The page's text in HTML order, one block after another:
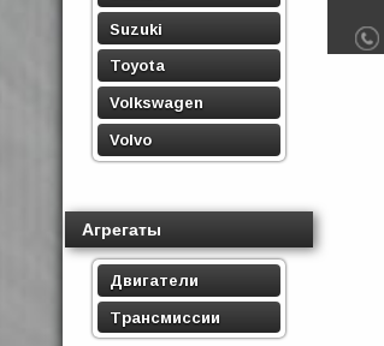
Suzuki
Toyota
Volkswagen
Volvo
Агрегаты
Двигатели
Трансмиссии